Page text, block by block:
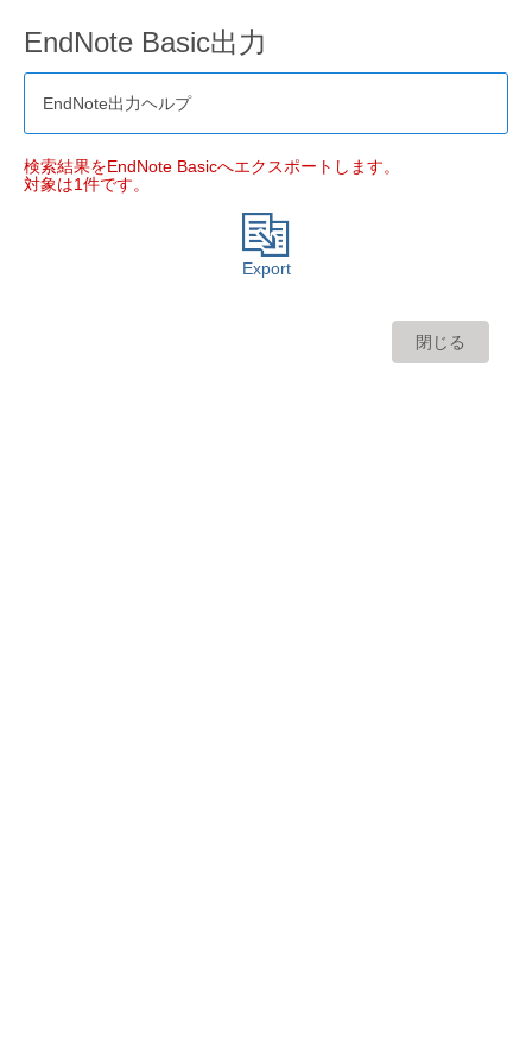
EndNote Basic出力
EndNote出力ヘルプ
検索結果をEndNote Basicへエクスポートします。
対象は1件です。
Export